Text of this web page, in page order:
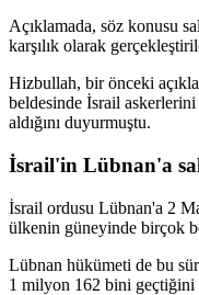
Açıklamada, söz konusu
karşılık olarak
Hizbullah, bir önceki
beldesinde İsrail
aldığını duyurmuştu.
İsrail'in Lübnan'a
İsrail ordusu Lübnan'a 2
ülkenin güneyinde birçok
Lübnan hükümeti de bu
1 milyon 162 bini geçtiğini